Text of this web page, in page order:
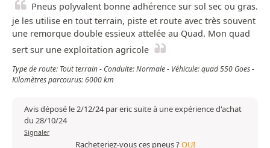
Pneus polyvalent bonne adhérence sur sol sec ou gras.
je les utilise en tout terrain, piste et route avec très souvent
une remorque double essieux attelée au Quad. Mon quad
sert sur une exploitation agricole
Type de route: Tout terrain - Conduite: Normale - Véhicule: quad 550 Goes -
Kilomètres parcourus: 6000 km
Avis déposé le 2/12/24 par eric suite à une expérience d'achat
du 28/10/24
Signaler
Racheteriez-vous ces pneus ?OUI